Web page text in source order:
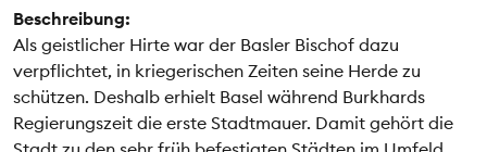
Beschreibung:
Als geistlicher Hirte war der Basler Bischof dazu
verpflichtet, in kriegerischen Zeiten seine Herde zu
schützen. Deshalb erhielt Basel während Burkhards
Regierungszeit die erste Stadtmauer. Damit gehört die